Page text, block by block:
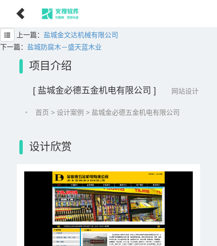
上一篇： 盐城金文达机械有限公司
下一篇： 盐城防腐木－盛天蓝木业
项目介绍
[ 盐城金必德五金机电有限公司 ] 网站设计
• 首页 > 设计案例 > 盐城金必德五金机电有限公司
设计欣赏